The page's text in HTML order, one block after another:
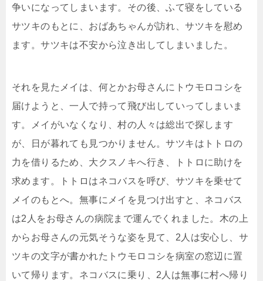
争いになってしまいます。その後、ふて寝をしている
サツキのもとに、おばあちゃんが訪れ、サツキを慰め
ます。サツキは不安から泣き出してしまいました。
それを見たメイは、何とかお母さんにトウモロコシを
届けようと、一人で持って飛び出していってしまいま
す。メイがいなくなり、村の人々は総出で探します
が、日が暮れても見つかりません。サツキはトトロの
力を借りるため、大クスノキへ行き、トトロに助けを
求めます。トトロはネコバスを呼び、サツキを乗せて
メイのもとへ。無事にメイを見つけ出すと、ネコバス
は2人をお母さんの病院まで運んでくれました。木の上
からお母さんの元気そうな姿を見て、2人は安心し、サ
ツキの文字が書かれたトウモロコシを病室の窓辺に置
いて帰ります。ネコバスに乗り、2人は無事に村へ帰り